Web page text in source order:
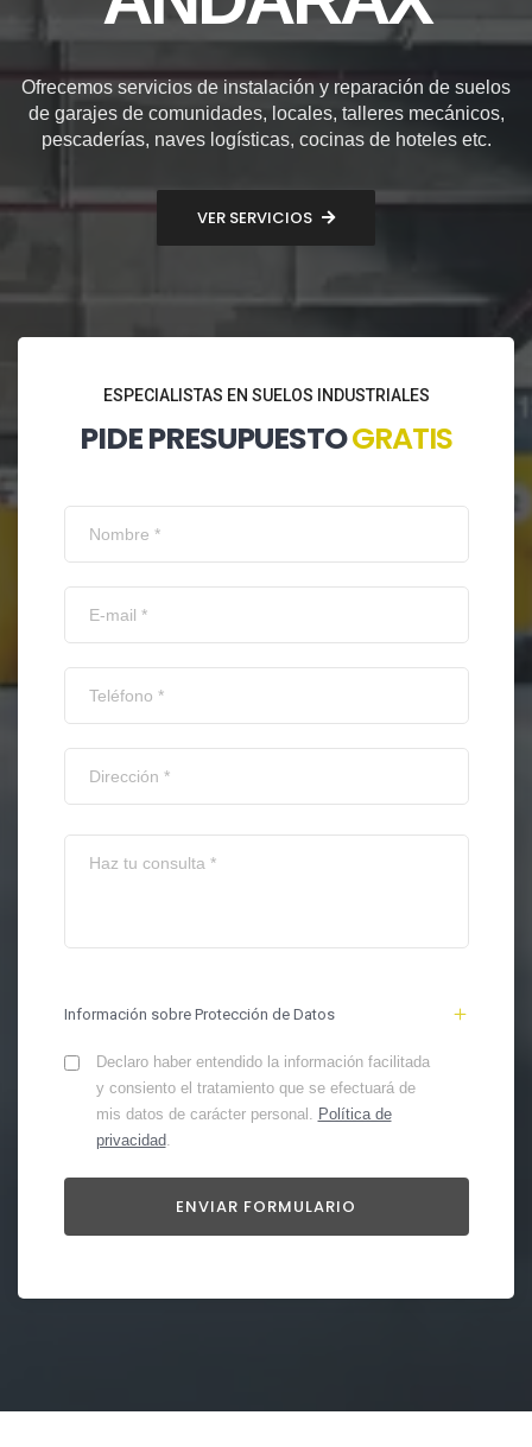
Ofrecemos servicios de instalación y reparación de suelos
de garajes de comunidades, locales, talleres mecánicos,
pescaderías, naves logísticas, cocinas de hoteles etc.
VER SERVICIOS
ESPECIALISTAS EN SUELOS INDUSTRIALES
PIDE PRESUPUESTOGRATIS
Información sobre Protección de Datos
Declaro haber entendido la información facilitada
y consiento el tratamiento que se efectuará de
mis datos de carácter personal. Política de
privacidad.